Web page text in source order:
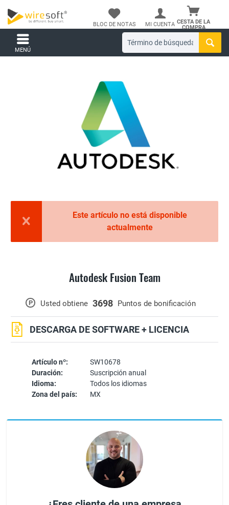
CESTA DE LA
COMPRA
BLOC DE NOTAS MI CUENTA
MENÚ
Este artículo no está disponible
actualmente
Autodesk Fusion Team
Artículo nº:
SW10678
Duración:
Suscripción anual
Idioma:
Todos los idiomas
Zona del país:
MX
P Usted obtiene 3698 Puntos de bonificación
DESCARGA DE SOFTWARE + LICENCIA